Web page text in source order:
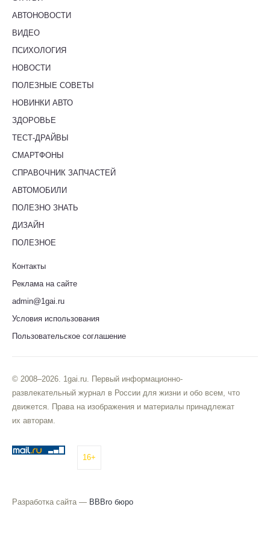
АВТОНОВОСТИ
ВИДЕО
ПСИХОЛОГИЯ
НОВОСТИ
ПОЛЕЗНЫЕ СОВЕТЫ
НОВИНКИ АВТО
ЗДОРОВЬЕ
ТЕСТ-ДРАЙВЫ
СМАРТФОНЫ
СПРАВОЧНИК ЗАПЧАСТЕЙ
АВТОМОБИЛИ
ПОЛЕЗНО ЗНАТЬ
ДИЗАЙН
ПОЛЕЗНОЕ
Контакты
Реклама на сайте
admin@1gai.ru
Условия использования
Пользовательское соглашение
© 2008–2026. 1gai.ru. Первый информационно-
развлекательный журнал в России для жизни и обо всем, что
движется. Права на изображения и материалы принадлежат
их авторам.
16+
Разработка сайта — BBBro бюро